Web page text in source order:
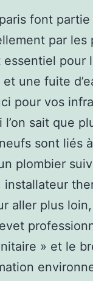
font
par
essentiel pour
une fuite
pour vos
l’on sait que
sont liés
plombier
installateur
aller plus
» et le